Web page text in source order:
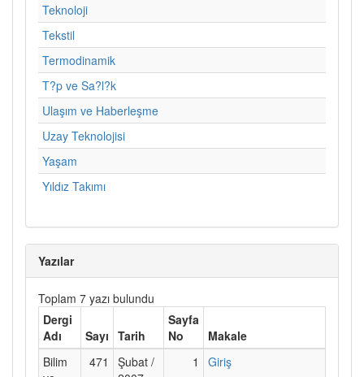
Teknoloji
Tekstil
Termodinamik
T?p ve Sa?l?k
Ulaşım ve Haberleşme
Uzay Teknolojisi
Yaşam
Yıldız Takımı
Yazılar
Toplam 7 yazı bulundu
Dergi
Adı
Sayı Tarih
Sayfa
No
Makale
Bilim
471
Şubat /
1 Giriş